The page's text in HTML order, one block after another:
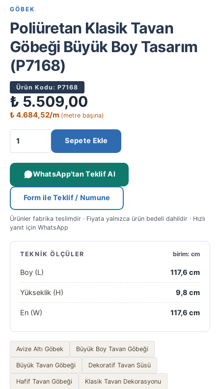
GÖBEK
Poliüretan Klasik Tavan
Göbeği Büyük Boy Tasarım
(P7168)
Ürün Kodu: P7168
₺ 5.509,00
₺ 4.684,52/m (metre başına)
Sepete Ekle
WhatsApp'tan Teklif Al
Form ile Teklif / Numune
Ürünler fabrika teslimdir · Fiyata yalnızca ürün bedeli dahildir · Hızlı
yanıt için WhatsApp
TEKNIK ÖLÇÜLER birim: cm
Boy (L) 117,6 cm
Yükseklik (H) 9,8 cm
En (W) 117,6 cm
Avize Altı Göbek Büyük Boy Tavan Göbeği
Büyük Tavan Göbeği Dekoratif Tavan Süsü
Hafif Tavan Göbeği Klasik Tavan Dekorasyonu